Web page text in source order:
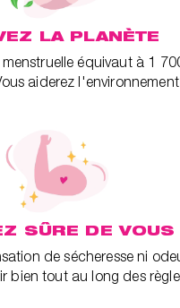
LA PLANÈTE
équivaut à 1
aiderez
SÛRE DE VOUS
de sécheresse ni
bien tout au long des